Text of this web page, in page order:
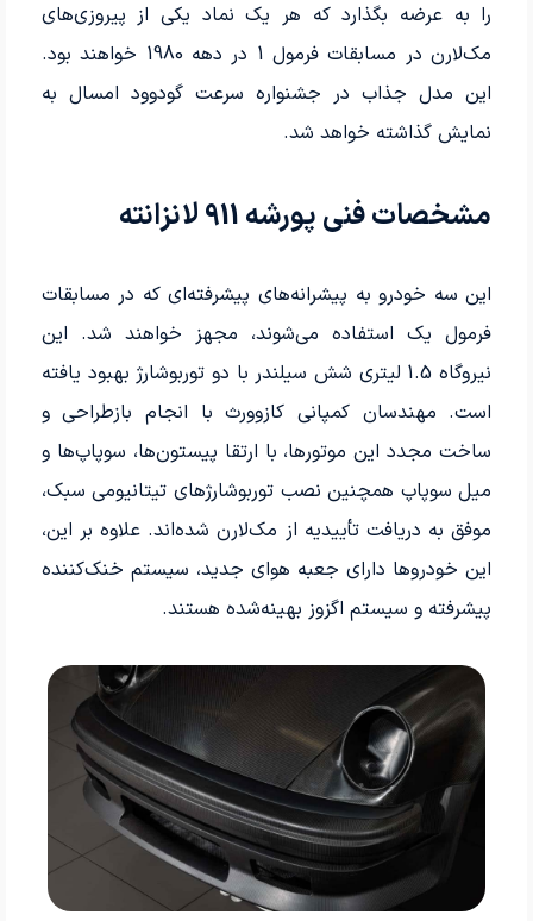
را به عرضه بگذارد که هر یک نماد یکی از پیروزی‌های
مک‌لارن در مسابقات فرمول 1 در دهه 1980 خواهند بود.
این مدل جذاب در جشنواره سرعت گودوود امسال به
نمایش گذاشته خواهد شد.
مشخصات فنی پورشه 911 لانزانته
این سه خودرو به پیشرانه‌های پیشرفته‌ای که در مسابقات
فرمول یک استفاده می‌شوند، مجهز خواهند شد. این
نیروگاه 1.5 لیتری شش سیلندر با دو توربوشارژ بهبود یافته
است. مهندسان کمپانی کازوورث با انجام بازطراحی و
ساخت مجدد این موتورها، با ارتقا پیستون‌ها، سوپاپ‌ها و
میل سوپاپ همچنین نصب توربوشارژهای تیتانیومی سبک،
موفق به دریافت تأییدیه از مک‌لارن شده‌اند. علاوه بر این،
این خودروها دارای جعبه هوای جدید، سیستم خنک‌کننده
پیشرفته و سیستم اگزوز بهینه‌شده هستند.